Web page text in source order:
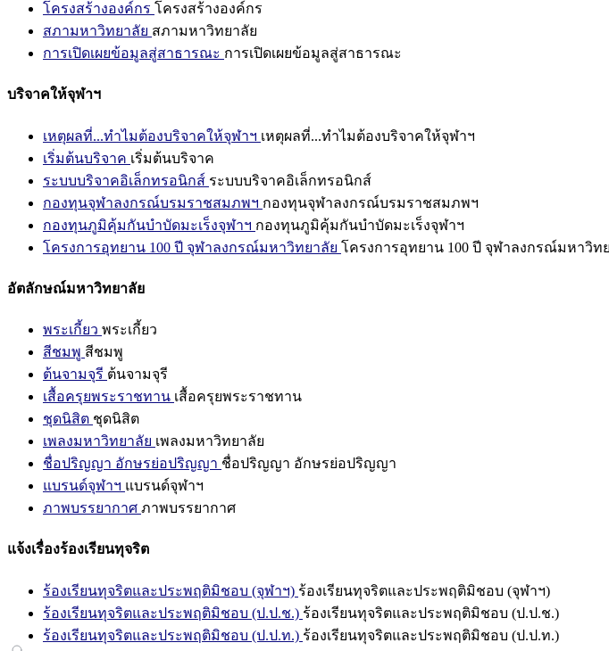
โครงสร้างองค์กร โครงสร้างองค์กร
สภามหาวิทยาลัย สภามหาวิทยาลัย
การเปิดเผยข้อมูลสู่สาธารณะ การเปิดเผยข้อมูลสู่สาธารณะ
บริจาคให้จุฬาฯ
เหตุผลที่...ทำไมต้องบริจาคให้จุฬาฯ เหตุผลที่...ทำไมต้องบริจาคให้จุฬาฯ
เริ่มต้นบริจาค เริ่มต้นบริจาค
ระบบบริจาคอิเล็กทรอนิกส์ ระบบบริจาคอิเล็กทรอนิกส์
กองทุนจุฬาลงกรณ์บรมราชสมภพฯ กองทุนจุฬาลงกรณ์บรมราชสมภพฯ
กองทุนภูมิคุ้มกันบำบัดมะเร็งจุฬาฯ กองทุนภูมิคุ้มกันบำบัดมะเร็งจุฬาฯ
โครงการอุทยาน 100 ปี จุฬาลงกรณ์มหาวิทยาลัย โครงการอุทยาน 100 ปี จุฬาลงกรณ์มหาวิท
อัตลักษณ์มหาวิทยาลัย
พระเกี้ยว พระเกี้ยว
สีชมพู สีชมพู
ต้นจามจุรี ต้นจามจุรี
เสื้อครุยพระราชทาน เสื้อครุยพระราชทาน
ชุดนิสิต ชุดนิสิต
เพลงมหาวิทยาลัย เพลงมหาวิทยาลัย
ชื่อปริญญา อักษรย่อปริญญา ชื่อปริญญา อักษรย่อปริญญา
แบรนด์จุฬาฯ แบรนด์จุฬาฯ
ภาพบรรยากาศ ภาพบรรยากาศ
แจ้งเรื่องร้องเรียนทุจริต
ร้องเรียนทุจริตและประพฤติมิชอบ (จุฬาฯ) ร้องเรียนทุจริตและประพฤติมิชอบ (จุฬาฯ)
ร้องเรียนทุจริตและประพฤติมิชอบ (ป.ป.ช.) ร้องเรียนทุจริตและประพฤติมิชอบ (ป.ป.ช.)
ร้องเรียนทุจริตและประพฤติมิชอบ (ป.ป.ท.) ร้องเรียนทุจริตและประพฤติมิชอบ (ป.ป.ท.)